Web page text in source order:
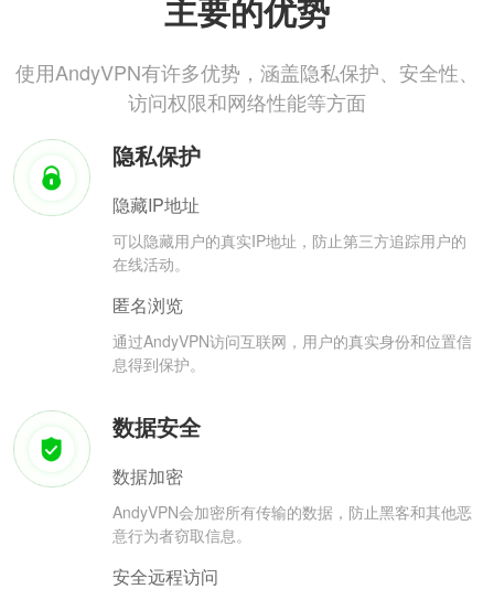
主要的优势
使用AndyVPN有许多优势，涵盖隐私保护、安全性、
访问权限和网络性能等方面
隐私保护
隐藏IP地址
可以隐藏用户的真实IP地址，防止第三方追踪用户的
在线活动。
匿名浏览
通过AndyVPN访问互联网，用户的真实身份和位置信
息得到保护。
数据安全
数据加密
AndyVPN会加密所有传输的数据，防止黑客和其他恶
意行为者窃取信息。
安全远程访问